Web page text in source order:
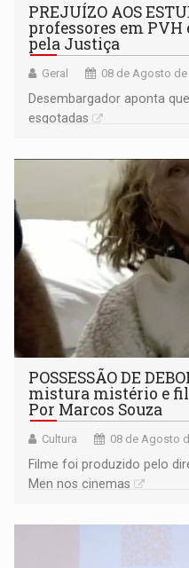
PREJUÍZO AOS
professores em
pela Justiça
Geral 08 de Agosto de
Desembargador aponta
esgotadas
POSSESSÃO DE
mistura mistério e
Por Marcos Souza
Cultura 08 de Agosto
Filme foi produzido pelo
Men nos cinemas